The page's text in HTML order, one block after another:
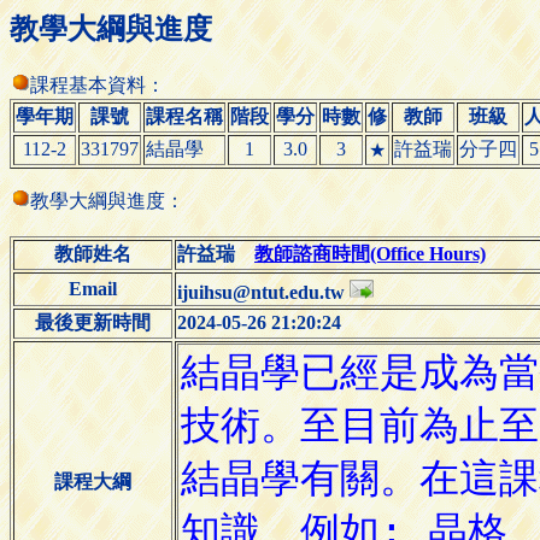
教學大綱與進度
課程基本資料：
學年期
課號 課程名稱 階段 學分 時數 修 教師 班級
112-2
331797 結晶學 1 3.0 3 ★ 許益瑞 分子四 5
教學大綱與進度：
教師姓名 許益瑞教師諮商時間(Office Hours)
Email
ijuihsu@ntut.edu.tw
最後更新時間
2024-05-26 21:20:24
課程大綱